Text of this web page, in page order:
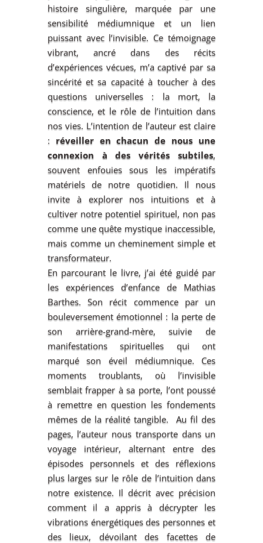
histoire singulière, marquée par une
sensibilité médiumnique et un lien
puissant avec l’invisible. Ce témoignage
vibrant, ancré dans des récits
d’expériences vécues, m’a captivé par sa
sincérité et sa capacité à toucher à des
questions universelles : la mort, la
conscience, et le rôle de l’intuition dans
nos vies. L’intention de l’auteur est claire
: réveiller en chacun de nous une
connexion à des vérités subtiles,
souvent enfouies sous les impératifs
matériels de notre quotidien. Il nous
invite à explorer nos intuitions et à
cultiver notre potentiel spirituel, non pas
comme une quête mystique inaccessible,
mais comme un cheminement simple et
transformateur.
En parcourant le livre, j’ai été guidé par
les expériences d’enfance de Mathias
Barthes. Son récit commence par un
bouleversement émotionnel : la perte de
son arrière-grand-mère, suivie de
manifestations spirituelles qui ont
marqué son éveil médiumnique. Ces
moments troublants, où l’invisible
semblait frapper à sa porte, l’ont poussé
à remettre en question les fondements
mêmes de la réalité tangible. Au fil des
pages, l’auteur nous transporte dans un
voyage intérieur, alternant entre des
épisodes personnels et des réflexions
plus larges sur le rôle de l’intuition dans
notre existence. Il décrit avec précision
comment il a appris à décrypter les
vibrations énergétiques des personnes et
des lieux, dévoilant des facettes de